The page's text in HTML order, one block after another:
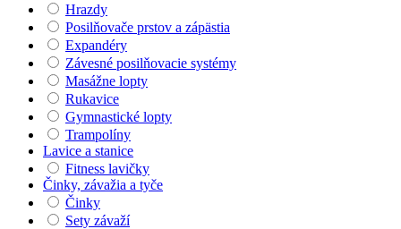
Hrazdy
Posilňovače prstov a zápästia
Expandéry
Závesné posilňovacie systémy
Masážne lopty
Rukavice
Gymnastické lopty
Trampolíny
Lavice a stanice
Fitness lavičky
Činky, závažia a tyče
Činky
Sety závaží